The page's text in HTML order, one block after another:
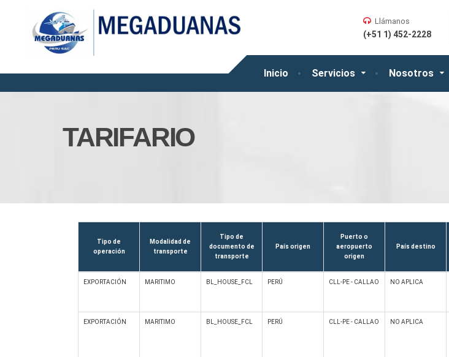
Inicio Servicios Nosotros
Llámanos
(+51 1) 452-2228
TARIFARIO
Tipo de
operación
Modalidad de
transporte
Tipo de
documento de
transporte
País origen
Puerto o
aeropuerto
origen
País destino
EXPORTACIÓN MARITIMO BL_HOUSE_FCL PERÚ CLL-PE - CALLAO NO APLICA
EXPORTACIÓN MARITIMO BL_HOUSE_FCL PERÚ CLL-PE - CALLAO NO APLICA